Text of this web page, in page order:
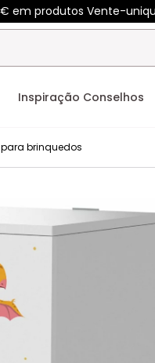
€ em produtos Vente-
Inspiração Conselhos
brinquedos